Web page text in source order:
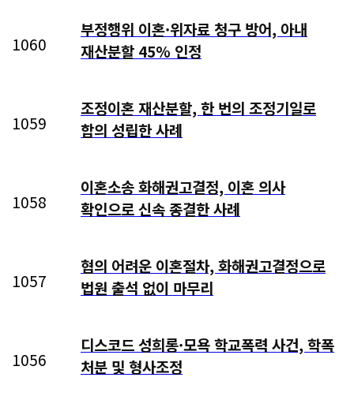
1060
부정행위 이혼·위자료 청구 방어, 아내
재산분할 45% 인정
1059
조정이혼 재산분할, 한 번의 조정기일로
합의 성립한 사례
1058
이혼소송 화해권고결정, 이혼 의사
확인으로 신속 종결한 사례
1057
협의 어려운 이혼절차, 화해권고결정으로
법원 출석 없이 마무리
1056
디스코드 성희롱·모욕 학교폭력 사건, 학폭
처분 및 형사조정